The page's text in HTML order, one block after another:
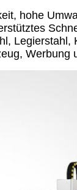
hohe
Werbung